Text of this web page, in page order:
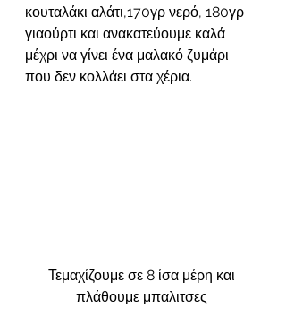
κουταλάκι αλάτι,170γρ νερό, 180γρ
γιαούρτι και ανακατεύουμε καλά
μέχρι να γίνει ένα μαλακό ζυμάρι
που δεν κολλάει στα χέρια.
Τεμαχίζουμε σε 8 ίσα μέρη και
πλάθουμε μπαλιτσες